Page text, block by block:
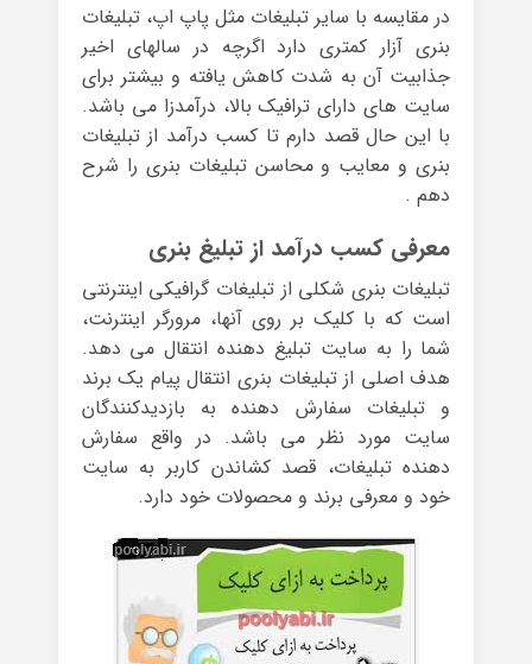
در مقایسه با سایر تبلیغات مثل پاپ اپ، تبلیغات
بنری آزار کمتری دارد اگرچه در سالهای اخیر
جذابیت آن به شدت کاهش یافته و بیشتر برای
سایت های دارای ترافیک بالا، درآمدزا می باشد.
با این حال قصد دارم تا کسب درآمد از تبلیغات
بنری و معایب و محاسن تبلیغات بنری را شرح
دهم .
معرفی کسب درآمد از تبلیغ بنری
تبلیغات بنری شکلی از تبلیغات گرافیکی اینترنتی
است که با کلیک بر روی آنها، مرورگر اینترنت،
شما را به سایت تبلیغ دهنده انتقال می دهد.
هدف اصلی از تبلیغات بنری انتقال پیام یک برند
و تبلیغات سفارش دهنده به بازدیدکنندگان
سایت مورد نظر می باشد. در واقع سفارش
دهنده تبلیغات، قصد کشاندن کاربر به سایت
خود و معرفی برند و محصولات خود دارد.